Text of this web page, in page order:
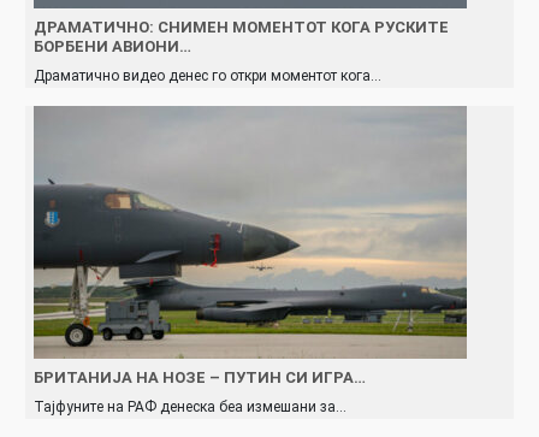
ДРАМАТИЧНО: СНИМЕН МОМЕНТОТ КОГА РУСКИТЕ
БОРБЕНИ АВИОНИ…
Драматично видео денес го откри моментот кога…
БРИТАНИЈА НА НОЗЕ – ПУТИН СИ ИГРА…
Тајфуните на РАФ денеска беа измешани за…